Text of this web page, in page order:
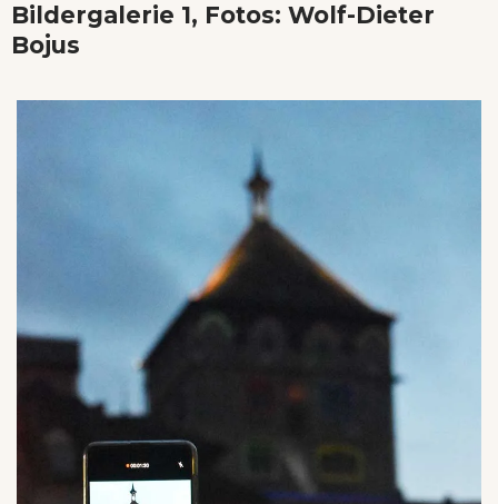
Bildergalerie 1, Fotos: Wolf-Dieter
Bojus